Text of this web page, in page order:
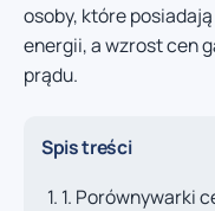
osoby, które
energii, a wzrost cen
prądu.
Spis treści
1. Porównywarki